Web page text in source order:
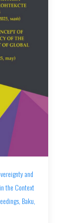
and
the Context
Baku,